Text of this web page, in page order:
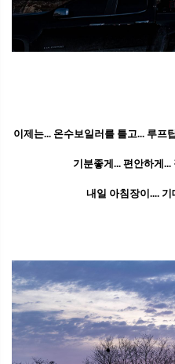
이제는... 온수보일러를 틀고... 루프
기분좋게... 편안하게
내일 아침장이....